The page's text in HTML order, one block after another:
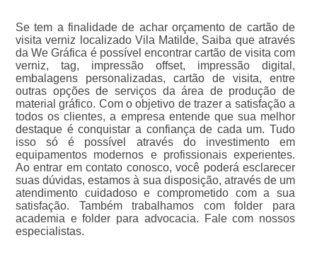
Se tem a finalidade de achar orçamento de cartão de
visita verniz localizado Vila Matilde, Saiba que através
da We Gráfica é possível encontrar cartão de visita com
verniz, tag, impressão offset, impressão digital,
embalagens personalizadas, cartão de visita, entre
outras opções de serviços da área de produção de
material gráfico. Com o objetivo de trazer a satisfação a
todos os clientes, a empresa entende que sua melhor
destaque é conquistar a confiança de cada um. Tudo
isso só é possível através do investimento em
equipamentos modernos e profissionais experientes.
Ao entrar em contato conosco, você poderá esclarecer
suas dúvidas, estamos à sua disposição, através de um
atendimento cuidadoso e comprometido com a sua
satisfação. Também trabalhamos com folder para
academia e folder para advocacia. Fale com nossos
especialistas.